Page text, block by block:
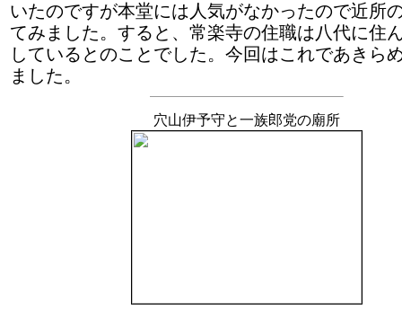
いたのですが本堂には人気がなかったので近所
てみました。すると、常楽寺の住職は八代に住
しているとのことでした。今回はこれであきら
ました。
穴山伊予守と一族郎党の廟所